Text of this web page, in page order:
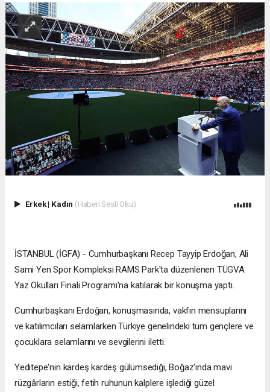
Erkek| Kadın (Haberi Sesli Oku)
İSTANBUL (İGFA) - Cumhurbaşkanı Recep Tayyip Erdoğan, Ali
Sami Yen Spor Kompleksi RAMS Park'ta düzenlenen TÜGVA
Yaz Okulları Finali Programı'na katılarak bir konuşma yaptı.
Cumhurbaşkanı Erdoğan, konuşmasında, vakfın mensuplarını
ve katılımcıları selamlarken Türkiye genelindeki tüm gençlere ve
çocuklara selamlarını ve sevgilerini iletti.
Yeditepe'nin kardeş kardeş gülümsediği, Boğaz'ında mavi
rüzgârların estiği, fetih ruhunun kalplere işlediği güzel